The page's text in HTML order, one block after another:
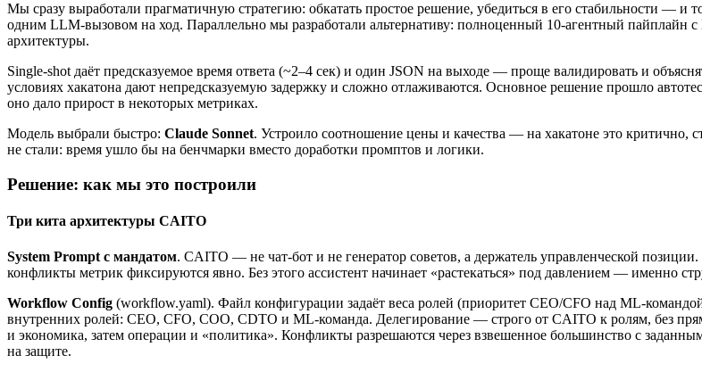
Мы сразу выработали прагматичную стратегию: обкатать простое решение, убедиться в его стабильности — и
одним LLM-вызовом на ход. Параллельно мы разработали альтернативу: полноценный 10-агентный пайплайн
архитектуры.
Single-shot даёт предсказуемое время ответа (~2–4 сек) и один JSON на выходе — проще валидировать и
условиях хакатона дают непредсказуемую задержку и сложно отлаживаются. Основное решение прошло
оно дало прирост в некоторых метриках.
Модель выбрали быстро: Claude Sonnet. Устроило соотношение цены и качества — на хакатоне это
не стали: время ушло бы на бенчмарки вместо доработки промптов и логики.
Решение: как мы это построили
Три кита архитектуры CAITO
System Prompt с мандатом. CAITO — не чат-бот и не генератор советов, а держатель управленческой
конфликты метрик фиксируются явно. Без этого ассистент начинает «растекаться» под давлением — именно
Workflow Config (workflow.yaml). Файл конфигурации задаёт веса ролей (приоритет CEO/CFO над ML-
внутренних ролей: CEO, CFO, COO, CDTO и ML-команда. Делегирование — строго от CAITO к ролям, без
и экономика, затем операции и «политика». Конфликты разрешаются через взвешенное большинство с
на защите.